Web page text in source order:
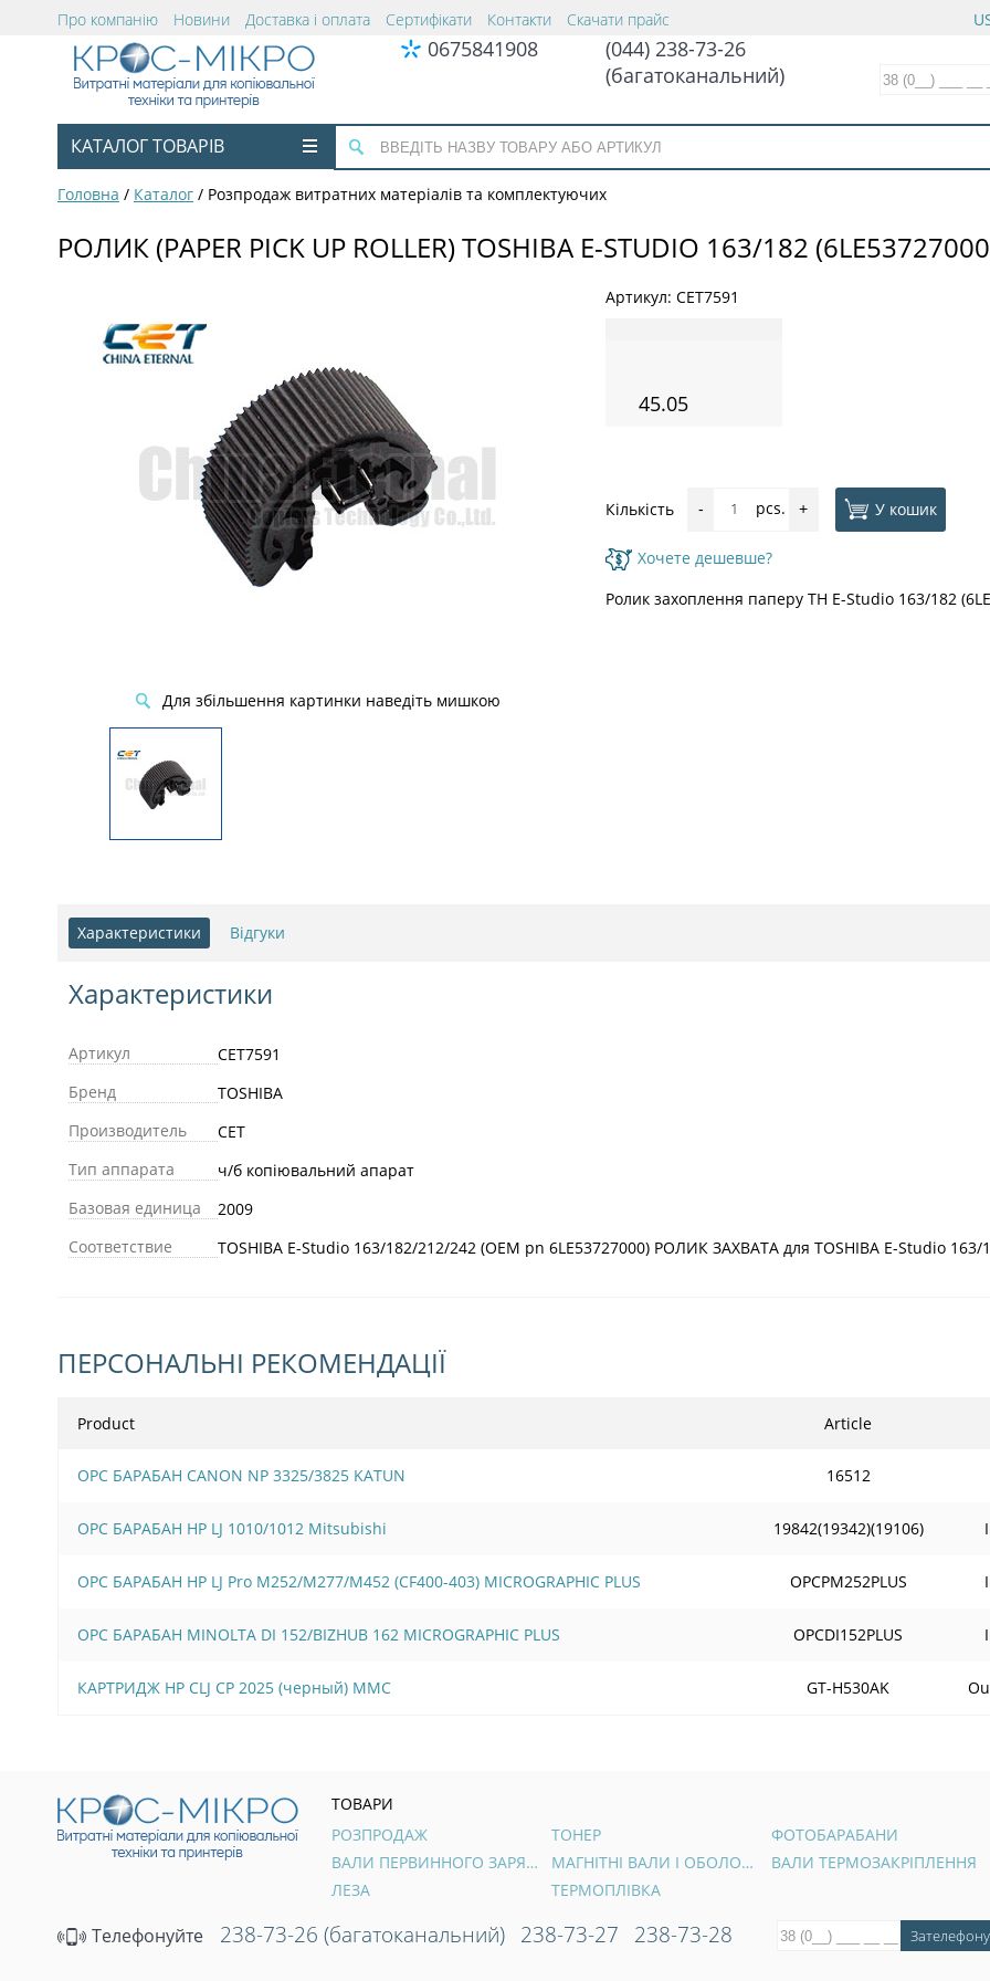
Про компанію Новини Доставка і оплата Сертифікати Контакти Скачати прайс
0675841908
(044) 238-73-26
(багатоканальний)
КАТАЛОГ ТОВАРІВ
Головна / Каталог / Розпродаж витратних матеріалів та комплектуючих
РОЛИК (PAPER PICK UP ROLLER) TOSHIBA E-STUDIO 163/182
Для збільшення картинки наведіть мишкою
Артикул: CET7591
45.05
Кількість - pcs. + У кошик
Хочете дешевше?
Ролик захоплення паперу TH E-Studio 163/182
Характеристики Відгуки
Характеристики
Артикул
CET7591
Бренд
TOSHIBA
Производитель
CET
Тип аппарата
ч/б копіювальний апарат
Базовая единица
2009
Соответствие
TOSHIBA E-Studio 163/182/212/242 (OEM pn 6LE53727000) РОЛИК ЗАХВАТА для TOSHIBA E-Studio
ПЕРСОНАЛЬНІ РЕКОМЕНДАЦІЇ
Product Article
OPC БАРАБАН CANON NP 3325/3825 KATUN 16512
OPC БАРАБАН HP LJ 1010/1012 Mitsubishi 19842(19342)(19106)
OPC БАРАБАН HP LJ Pro M252/M277/M452 (CF400-403) MICROGRAPHIC PLUS OPCPM252PLUS
OPC БАРАБАН MINOLTA DI 152/BIZHUB 162 MICROGRAPHIC PLUS OPCDI152PLUS
КАРТРИДЖ HP CLJ CP 2025 (черный) MMC GT-H530AK
ТОВАРИ
РОЗПРОДАЖ
ТОНЕР
ФОТОБАРАБАНИ
ВАЛИ ПЕРВИННОГО ЗАРЯДУ
МАГНІТНІ ВАЛИ І ОБОЛОНКИ
ВАЛИ ТЕРМОЗАКРІПЛЕННЯ
ЛЕЗА
ТЕРМОПЛІВКА
Телефонуйте 238-73-26 (багатоканальний) 238-73-27 238-73-28